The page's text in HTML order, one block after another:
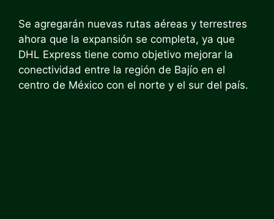
Se agregarán nuevas rutas aéreas y terrestres
ahora que la expansión se completa, ya que
DHL Express tiene como objetivo mejorar la
conectividad entre la región de Bajío en el
centro de México con el norte y el sur del país.